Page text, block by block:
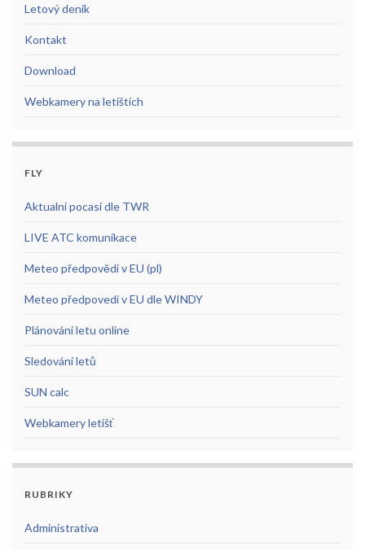
Letový deník
Kontakt
Download
Webkamery na letištích
FLY
Aktualni pocasi dle TWR
LIVE ATC komunikace
Meteo předpovědi v EU (pl)
Meteo předpovedi v EU dle WINDY
Plánování letu online
Sledování letů
SUN calc
Webkamery letišť
RUBRIKY
Administrativa